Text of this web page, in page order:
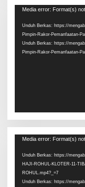
Pemutar
Media error: Format(s)
Unduh Berkas: https://
Pimpin-Rakor-Pemanfaatan-
Unduh Berkas: https://
Pimpin-Rakor-Pemanfaatan-
Pemutar
Media error: Format(s)
Unduh Berkas: https://
HAJI-ROHUL-KLOTER-11-
ROHUL.mp4?_=7
Unduh Berkas: https://